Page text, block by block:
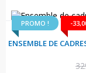
PROMO ! -
ENSEMBLE DE